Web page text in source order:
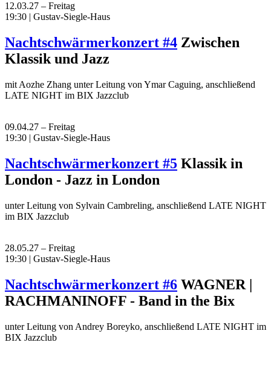
12.03.27 – Freitag
19:30 | Gustav-Siegle-Haus
Nachtschwärmerkonzert #4 Zwischen
Klassik und Jazz
mit Aozhe Zhang unter Leitung von Ymar Caguing, anschließend
LATE NIGHT im BIX Jazzclub
09.04.27 – Freitag
19:30 | Gustav-Siegle-Haus
Nachtschwärmerkonzert #5 Klassik in
London - Jazz in London
unter Leitung von Sylvain Cambreling, anschließend LATE NIGHT
im BIX Jazzclub
28.05.27 – Freitag
19:30 | Gustav-Siegle-Haus
Nachtschwärmerkonzert #6 WAGNER |
RACHMANINOFF - Band in the Bix
unter Leitung von Andrey Boreyko, anschließend LATE NIGHT im
BIX Jazzclub